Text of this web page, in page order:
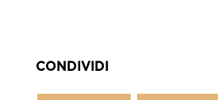
CONDIVIDI